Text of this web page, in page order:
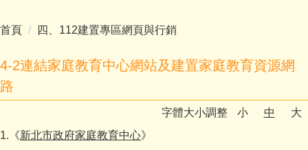
首頁 四、112建置專區網頁與行銷
4-2連結家庭教育中心網站及建置家庭教育資源網
路
字體大小調整 小 中
大
1.《新北市政府家庭教育中心》